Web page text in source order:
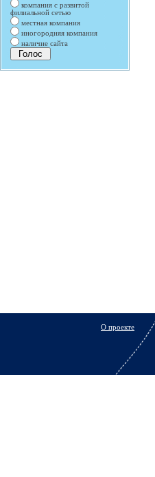
компания с развитой
филиальной сетью
местная компания
иногородняя компания
наличие сайта
О проекте